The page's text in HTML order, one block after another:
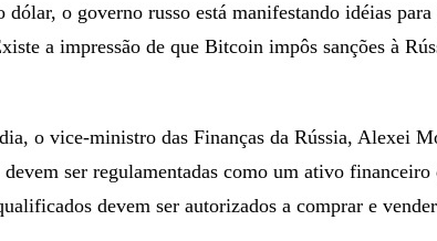
dólar, o governo russo está manifestando idéias
a impressão de que Bitcoin impôs sanções à
o vice-ministro das Finanças da Rússia, Alexei
ser regulamentadas como um ativo financeiro
devem ser autorizados a comprar e